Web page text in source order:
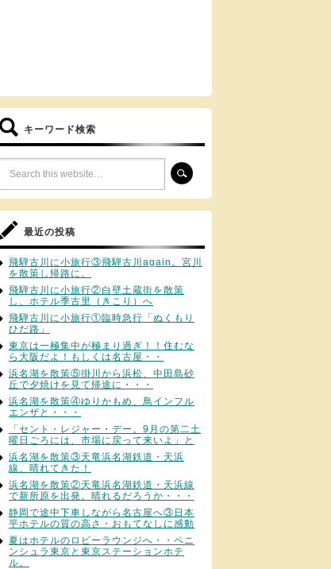
キーワード検索
最近の投稿
飛騨古川に小旅行③飛騨古川again。宮川
を散策し帰路に。
飛騨古川に小旅行②白壁土蔵街を散策
し、ホテル季古里（きこり）へ
飛騨古川に小旅行①臨時急行「ぬくもり
ひだ路」
東京は一極集中が極まり過ぎ！！住むな
ら大阪だよ！もしくは名古屋・・
浜名湖を散策⑤掛川から浜松、中田島砂
丘で夕焼けを見て帰途に・・・
浜名湖を散策④ゆりかもめ、鳥インフル
エンザと・・・
「セント・レジャー・デー。9月の第二土
曜日ごろには、市場に戻って来いよ」と
浜名湖を散策③天竜浜名湖鉄道・天浜
線、晴れてきた！
浜名湖を散策②天竜浜名湖鉄道・天浜線
で新所原を出発。晴れるだろうか・・・
静岡で途中下車しながら名古屋へ③日本
平ホテルの質の高さ・おもてなしに感動
夏はホテルのロビーラウンジへ・・ペニ
ンシュラ東京と東京ステーションホテ
ル。